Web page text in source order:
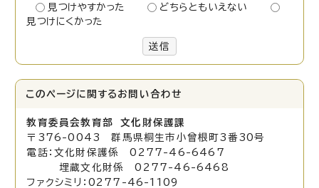
見つけやすかった
どちらともいえない
見つけにくかった
送信
このページに関する お問い合わせ
教育委員会教育部 文化財保護課
〒376-0043 群馬県桐生市小曾根町3番30号
電話：文化財保護係 0277-46-6467
埋蔵文化財係 0277-46-6468
ファクシミリ：0277-46-1109